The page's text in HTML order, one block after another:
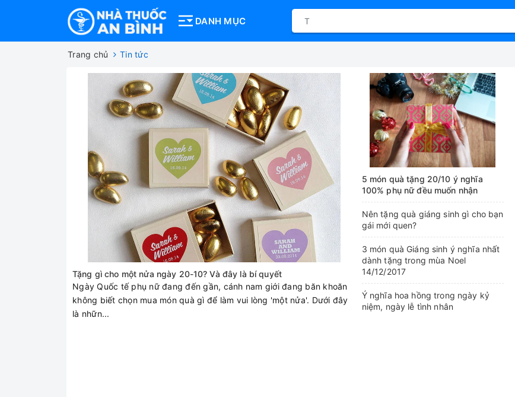
DANH MỤC
Trang chủ Tin tức
Tặng gì cho một nửa ngày 20-10? Và đây là bí quyết
Ngày Quốc tế phụ nữ đang đến gần, cánh nam giới đang băn khoăn
không biết chọn mua món quà gì để làm vui lòng 'một nửa'. Dưới đây
là nhữn...
5 món quà tặng 20/10 ý nghĩa
100% phụ nữ đều muốn nhận
Nên tặng quà giáng sinh gì cho bạn
gái mới quen?
3 món quà Giáng sinh ý nghĩa nhất
dành tặng trong mùa Noel
14/12/2017
Ý nghĩa hoa hồng trong ngày kỷ
niệm, ngày lễ tình nhân